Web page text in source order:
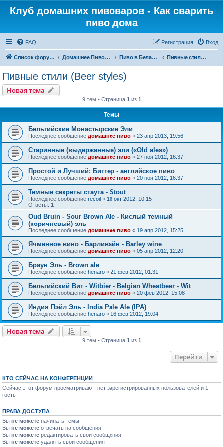
Клуб домашних пивоваров - Как cварить
пиво дома
FAQ Вход
Регистрация
Список форумов Домашнее Пивоварение - Минск Беларусь Пиво в Беларуси и в мире Пивные стили (Beer styles)
Пивные стили (Beer styles)
Новая тема
9 тем • Страница 1 из 1
Темы
Бельгийские Монастырские Эли
Последнее сообщение домашнее пиво « 23 апр 2013, 19:56
Старинные (выдержанные) эли («Old ales»)
Последнее сообщение домашнее пиво « 27 ноя 2012, 16:37
Простой и Лучший: Биттер - английское пиво
Последнее сообщение домашнее пиво « 20 ноя 2012, 16:37
Темные секреты стаута - Stout
Последнее сообщение recoil « 18 окт 2012, 10:15
Ответы: 1
Oud Bruin - Sour Brown Ale - Кислый темный
(коричневый) эль
Последнее сообщение домашнее пиво « 19 апр 2012, 15:25
Ячменное вино - Барливайн - Barley wine
Последнее сообщение домашнее пиво « 05 апр 2012, 12:20
Браун Эль - Brown ale
Последнее сообщение henaro « 21 фев 2012, 01:31
Бельгийский Вит - Witbier - Belgian Wheatbeer - Wit
Последнее сообщение домашнее пиво « 20 фев 2012, 15:08
Индия Пэйл Эль - India Pale Ale (IPA)
Последнее сообщение henaro « 16 фев 2012, 19:04
Новая тема
9 тем • Страница 1 из 1
Перейти
КТО СЕЙЧАС НА КОНФЕРЕНЦИИ
Сейчас этот форум просматривают: нет зарегистрированных пользователей и 1
гость
ПРАВА ДОСТУПА
Вы не можете начинать темы
Вы не можете отвечать на сообщения
Вы не можете редактировать свои сообщения
Вы не можете удалять свои сообщения